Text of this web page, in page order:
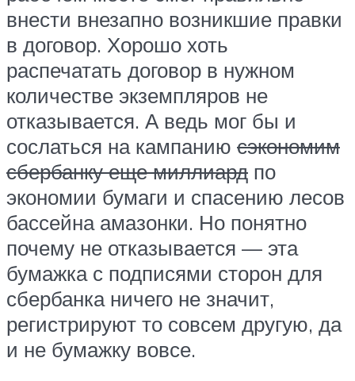
внести внезапно возникшие правки
в договор. Хорошо хоть
распечатать договор в нужном
количестве экземпляров не
отказывается. А ведь мог бы и
сослаться на кампанию сэкономим
сбербанку еще миллиард по
экономии бумаги и спасению лесов
бассейна амазонки. Но понятно
почему не отказывается — эта
бумажка с подписями сторон для
сбербанка ничего не значит,
регистрируют то совсем другую, да
и не бумажку вовсе.